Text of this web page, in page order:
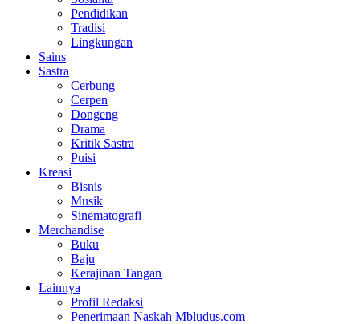
Pendidikan
Tradisi
Lingkungan
Sains
Sastra
Cerbung
Cerpen
Dongeng
Drama
Kritik Sastra
Puisi
Kreasi
Bisnis
Musik
Sinematografi
Merchandise
Buku
Baju
Kerajinan Tangan
Lainnya
Profil Redaksi
Penerimaan Naskah Mbludus.com